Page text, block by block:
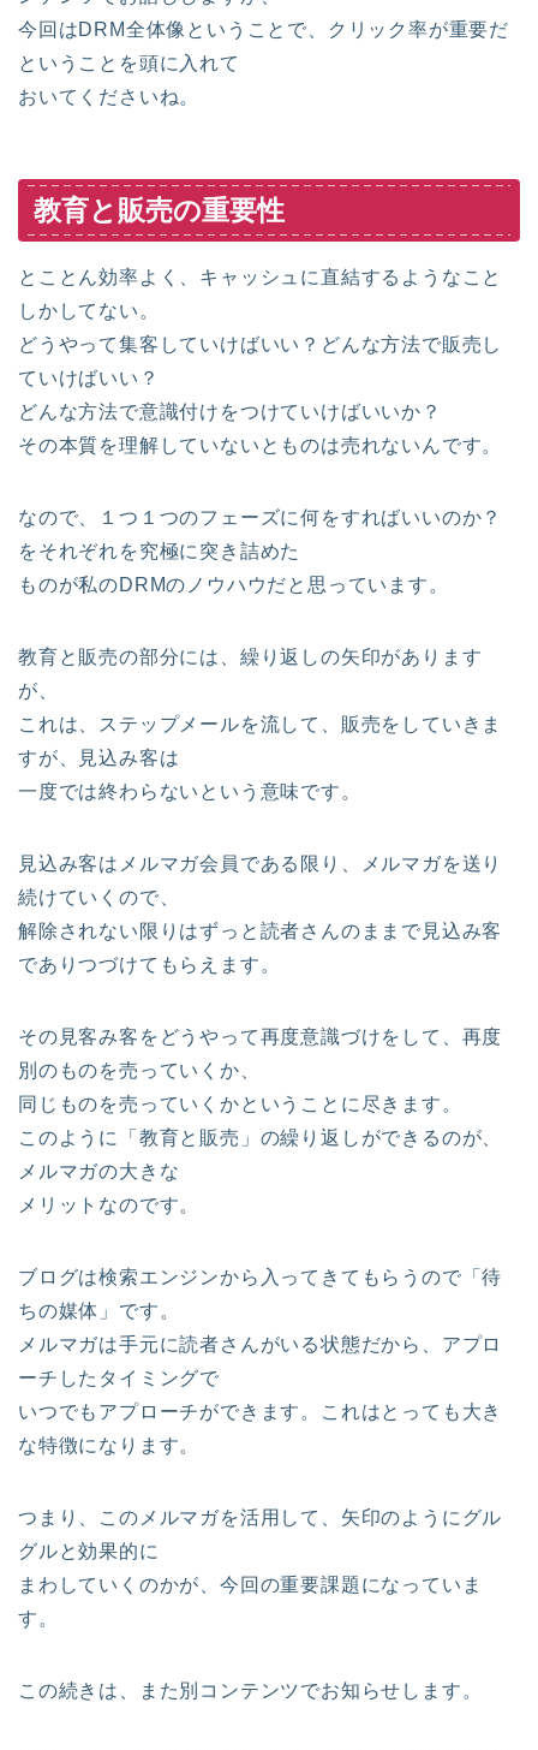
今回はDRM全体像ということで、クリック率が重要だ
ということを頭に入れて
おいてくださいね。
教育と販売の重要性
とことん効率よく、キャッシュに直結するようなこと
しかしてない。
どうやって集客していけばいい？どんな方法で販売し
ていけばいい？
どんな方法で意識付けをつけていけばいいか？
その本質を理解していないとものは売れないんです。
なので、１つ１つのフェーズに何をすればいいのか？
をそれぞれを究極に突き詰めた
ものが私のDRMのノウハウだと思っています。
教育と販売の部分には、繰り返しの矢印があります
が、
これは、ステップメールを流して、販売をしていきま
すが、見込み客は
一度では終わらないという意味です。
見込み客はメルマガ会員である限り、メルマガを送り
続けていくので、
解除されない限りはずっと読者さんのままで見込み客
でありつづけてもらえます。
その見客み客をどうやって再度意識づけをして、再度
別のものを売っていくか、
同じものを売っていくかということに尽きます。
このように「教育と販売」の繰り返しができるのが、
メルマガの大きな
メリットなのです。
ブログは検索エンジンから入ってきてもらうので「待
ちの媒体」です。
メルマガは手元に読者さんがいる状態だから、アプロ
ーチしたタイミングで
いつでもアプローチができます。これはとっても大き
な特徴になります。
つまり、このメルマガを活用して、矢印のようにグル
グルと効果的に
まわしていくのかが、今回の重要課題になっていま
す。
この続きは、また別コンテンツでお知らせします。